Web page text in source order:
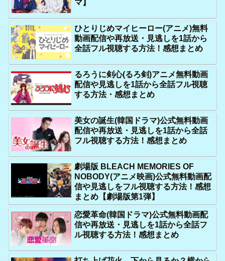
マ】
ひとりじめマイヒーロー(アニメ)無料
動画配信や再放送・見逃しを1話から
全話フル視聴する方法！感想まとめ
るろうに剣心(るろ剣)アニメ無料動画
配信や見逃しを1話から全話フル視聴
する方法・感想まとめ
美女の誕生(韓国ドラマ)公式無料動画
配信や再放送・見逃しを1話から全話
フル視聴する方法！感想まとめ
劇場版 BLEACH MEMORIES OF
NOBODY(アニメ映画)公式無料動画配
信や見逃しをフル視聴する方法！感想
まとめ【劇場版第1弾】
恋愛革命(韓国ドラマ)公式無料動画配
信や再放送・見逃しを1話から全話フ
ル視聴する方法！感想まとめ